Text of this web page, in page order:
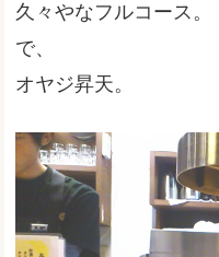
久々やなフルコース。
で、
オヤジ昇天。